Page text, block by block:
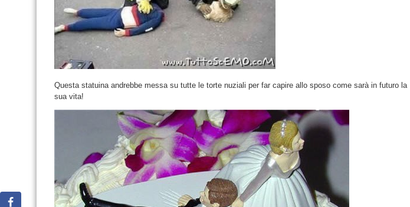
Questa statuina andrebbe messa su tutte le torte nuziali per far capire allo sposo come sarà in futuro la
sua vita!